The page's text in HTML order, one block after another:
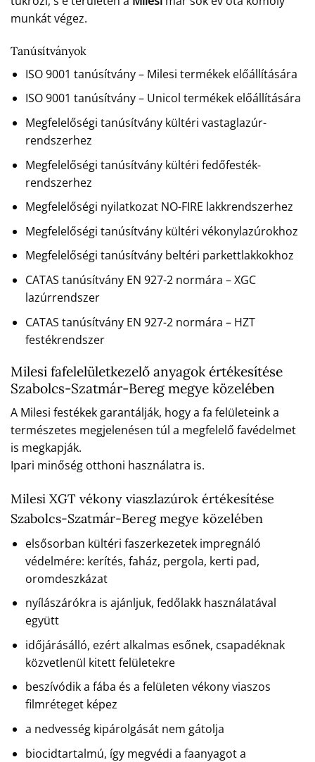
munkát végez.
Tanúsítványok
ISO 9001 tanúsítvány – Milesi termékek előállítására
ISO 9001 tanúsítvány – Unicol termékek előállítására
Megfelelőségi tanúsítvány kültéri vastaglazúr-
rendszerhez
Megfelelőségi tanúsítvány kültéri fedőfesték-
rendszerhez
Megfelelőségi nyilatkozat NO-FIRE lakkrendszerhez
Megfelelőségi tanúsítvány kültéri vékonylazúrokhoz
Megfelelőségi tanúsítvány beltéri parkettlakkokhoz
CATAS tanúsítvány EN 927-2 normára – XGC
lazúrrendszer
CATAS tanúsítvány EN 927-2 normára – HZT
festékrendszer
Milesi fafelelületkezelő anyagok értékesítése
Szabolcs-Szatmár-Bereg megye közelében
A Milesi festékek garantálják, hogy a fa felületeink a
természetes megjelenésen túl a megfelelő favédelmet
is megkapják.
Ipari minőség otthoni használatra is.
Milesi XGT vékony viaszlazúrok értékesítése
Szabolcs-Szatmár-Bereg megye közelében
elsősorban kültéri faszerkezetek impregnáló
védelmére: kerítés, faház, pergola, kerti pad,
oromdeszkázat
nyílászárókra is ajánljuk, fedőlakk használatával
együtt
időjárásálló, ezért alkalmas esőnek, csapadéknak
közvetlenül kitett felületekre
beszívódik a fába és a felületen vékony viaszos
filmréteget képez
a nedvesség kipárolgását nem gátolja
biocidtartalmú, így megvédi a faanyagot a